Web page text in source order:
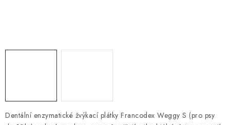
Podmínky ochrany osobních údajů
Dentální enzymatické žvýkací plátky Francodex Weggy S (pro psy